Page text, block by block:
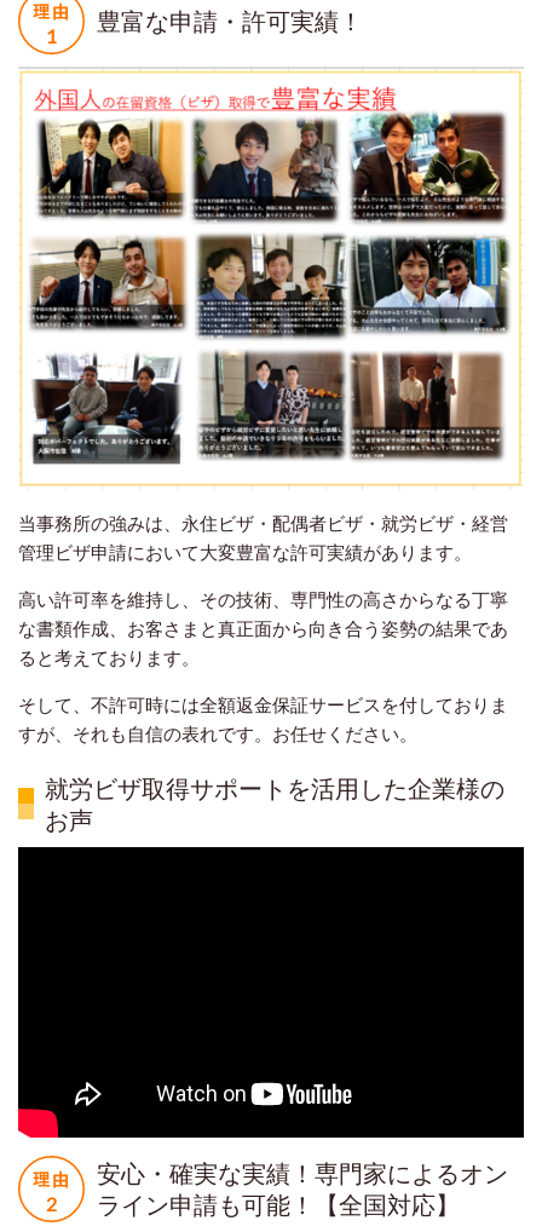
豊富な申請・許可実績！
当事務所の強みは、永住ビザ・配偶者ビザ・就労ビザ・経営
管理ビザ申請において大変豊富な許可実績があります。
高い許可率を維持し、その技術、専門性の高さからなる丁寧
な書類作成、お客さまと真正面から向き合う姿勢の結果であ
ると考えております。
そして、不許可時には全額返金保証サービスを付しておりま
すが、それも自信の表れです。お任せください。
就労ビザ取得サポートを活用した企業様の
お声
安心・確実な実績！専門家によるオン
ライン申請も可能！【全国対応】